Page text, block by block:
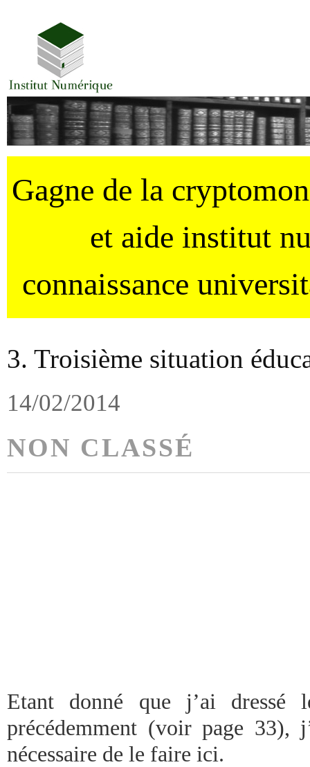
Gagne de la
et aide institut
connaissance
3. Troisième situation
14/02/2014
NON CLASSÉ
Etant donné que j’ai dressé
précédemment (voir page 33),
nécessaire de le faire ici.